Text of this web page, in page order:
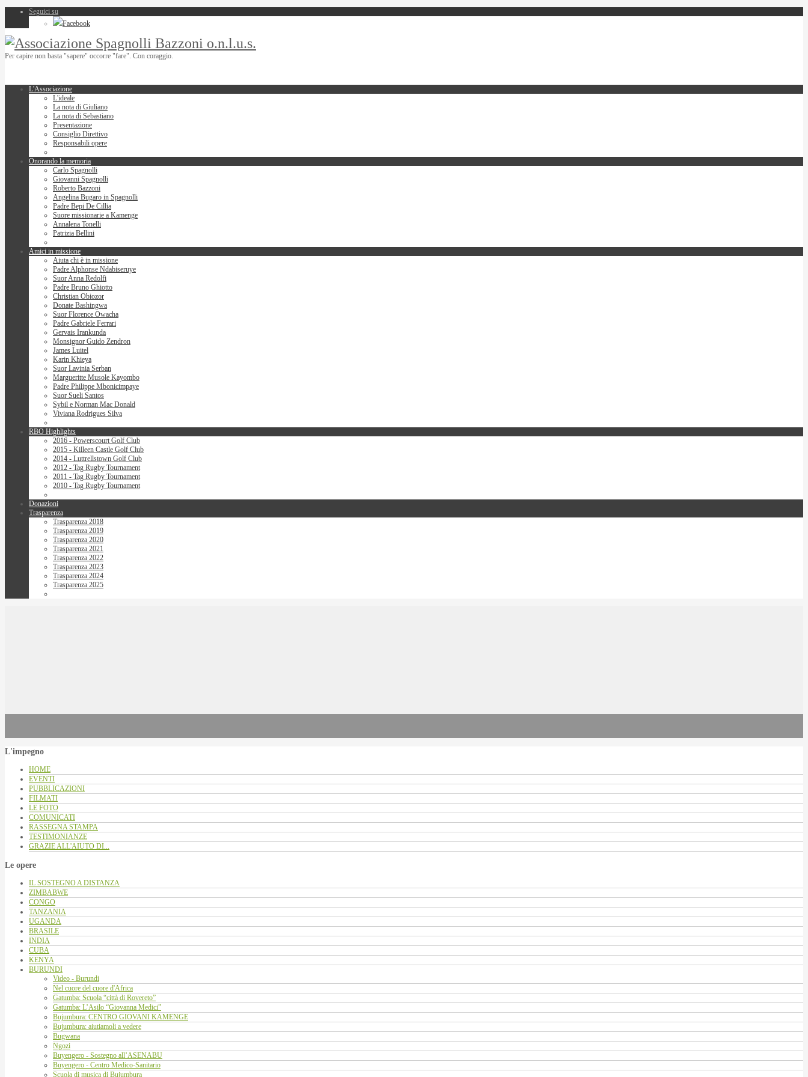
Seguici su
Facebook
Per capire non basta "sapere" occorre "fare". Con coraggio.
L'Associazione
L'ideale
La nota di Giuliano
La nota di Sebastiano
Presentazione
Consiglio Direttivo
Responsabili opere
Onorando la memoria
Carlo Spagnolli
Giovanni Spagnolli
Roberto Bazzoni
Angelina Bugaro in Spagnolli
Padre Bepi De Cillia
Suore missionarie a Kamenge
Annalena Tonelli
Patrizia Bellini
Amici in missione
Aiuta chi è in missione
Padre Alphonse Ndabiseruye
Suor Anna Redolfi
Padre Bruno Ghiotto
Christian Obiozor
Donate Bashingwa
Suor Florence Owacha
Padre Gabriele Ferrari
Gervais Irankunda
Monsignor Guido Zendron
James Luitel
Karin Khieya
Suor Lavinia Serban
Margueritte Musole Kayombo
Padre Philippe Mbonicimpaye
Suor Sueli Santos
Sybil e Norman Mac Donald
Viviana Rodrigues Silva
RBO Highlights
2016 - Powerscourt Golf Club
2015 - Killeen Castle Golf Club
2014 - Luttrellstown Golf Club
2012 - Tag Rugby Tournament
2011 - Tag Rugby Tournament
2010 - Tag Rugby Tournament
Donazioni
Trasparenza
Trasparenza 2018
Trasparenza 2019
Trasparenza 2020
Trasparenza 2021
Trasparenza 2022
Trasparenza 2023
Trasparenza 2024
Trasparenza 2025
L'impegno
HOME
EVENTI
PUBBLICAZIONI
FILMATI
LE FOTO
COMUNICATI
RASSEGNA STAMPA
TESTIMONIANZE
GRAZIE ALL'AIUTO DI...
Le opere
IL SOSTEGNO A DISTANZA
ZIMBABWE
CONGO
TANZANIA
UGANDA
BRASILE
INDIA
CUBA
KENYA
BURUNDI
Video - Burundi
Nel cuore del cuore d'Africa
Gatumba: Scuola “città di Rovereto”
Gatumba: L’Asilo “Giovanna Medici”
Bujumbura: CENTRO GIOVANI KAMENGE
Bujumbura: aiutiamoli a vedere
Bugwana
Ngozi
Buyengero - Sostegno all’ASENABU
Buyengero - Centro Medico-Sanitario
Scuola di musica di Bujumbura